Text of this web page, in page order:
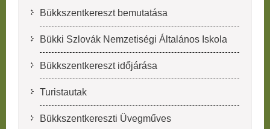
Bükkszentkereszt bemutatása
Bükki Szlovák Nemzetiségi Általános Iskola
Bükkszentkereszt időjárása
Turistautak
Bükkszentkereszti Üvegműves